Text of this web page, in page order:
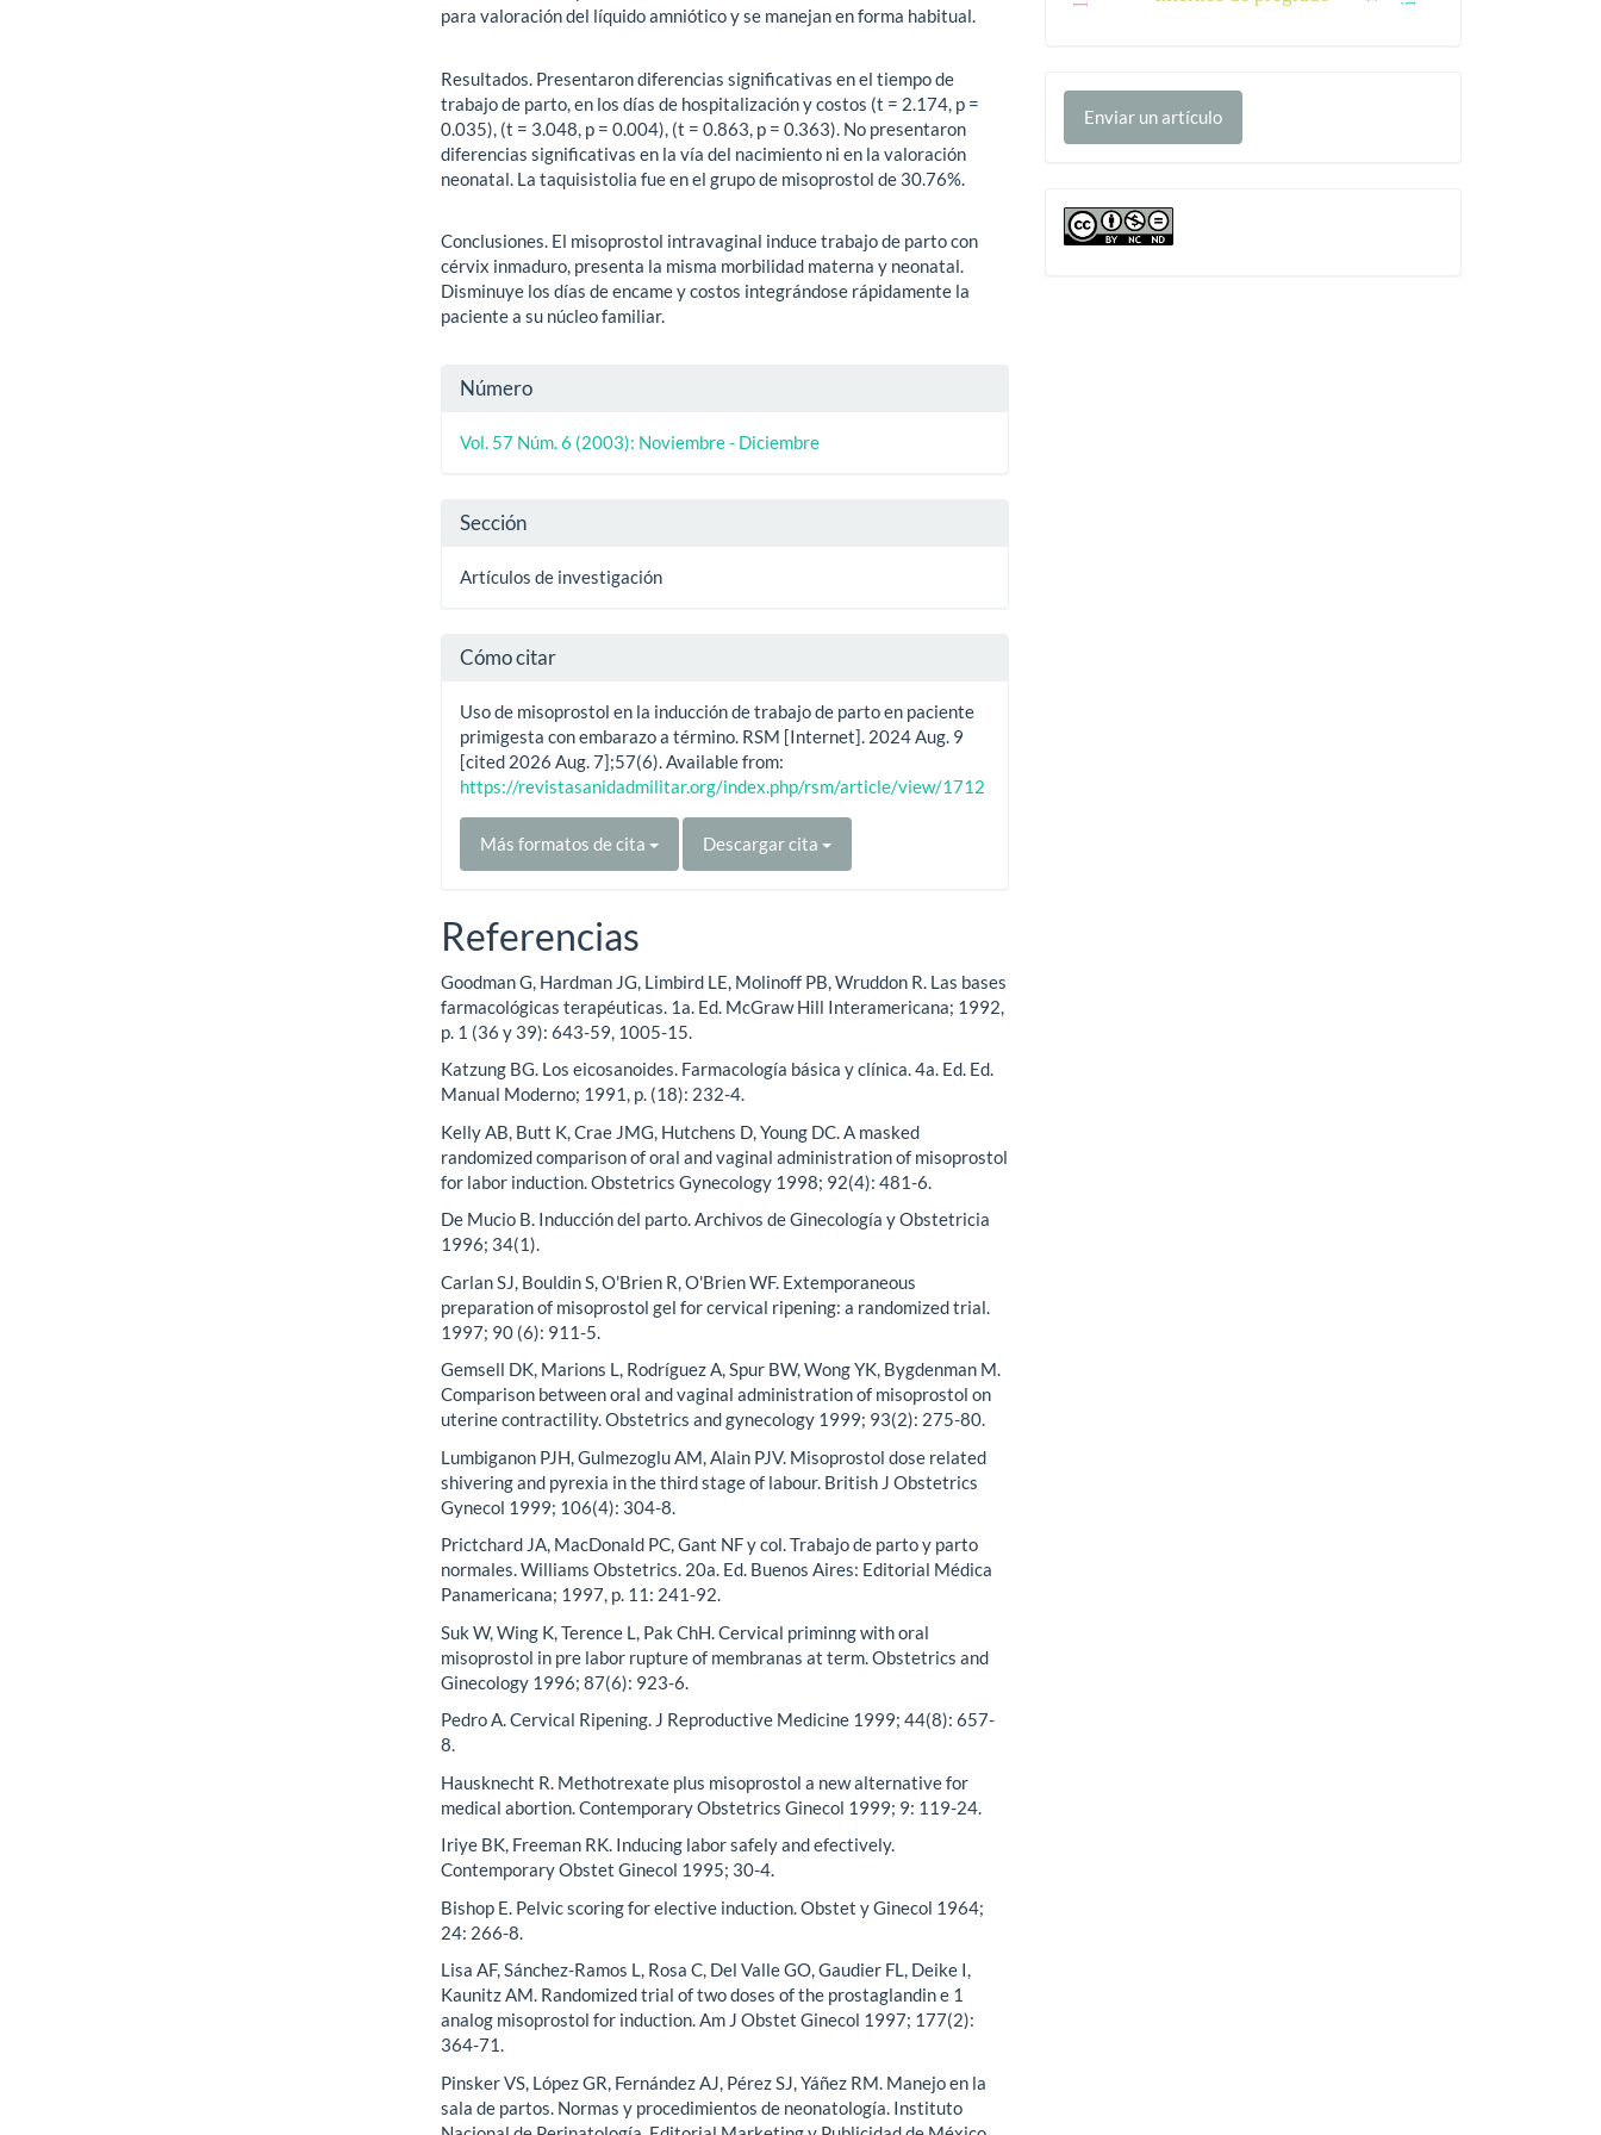
para valoración del líquido amniótico y se manejan en forma habitual.
Resultados. Presentaron diferencias significativas en el tiempo de
trabajo de parto, en los días de hospitalización y costos (t = 2.174, p =
0.035), (t = 3.048, p = 0.004), (t = 0.863, p = 0.363). No presentaron
diferencias significativas en la vía del nacimiento ni en la valoración
neonatal. La taquisistolia fue en el grupo de misoprostol de 30.76%.
Conclusiones. El misoprostol intravaginal induce trabajo de parto con
cérvix inmaduro, presenta la misma morbilidad materna y neonatal.
Disminuye los días de encame y costos integrándose rápidamente la
paciente a su núcleo familiar.
Detalles
del
Número
Vol. 57 Núm. 6 (2003): Noviembre - Diciembre
Sección
Artículos de investigación
Cómo citar
Uso de misoprostol en la inducción de trabajo de parto en paciente
primigesta con embarazo a término. RSM [Internet]. 2024 Aug. 9
[cited 2026 Aug. 7];57(6). Available from:
https://revistasanidadmilitar.org/index.php/rsm/article/view/1712
Más formatos de cita Descargar cita
Referencias
Goodman G, Hardman JG, Limbird LE, Molinoff PB, Wruddon R. Las bases
farmacológicas terapéuticas. 1a. Ed. McGraw Hill Interamericana; 1992,
p. 1 (36 y 39): 643-59, 1005-15.
Katzung BG. Los eicosanoides. Farmacología básica y clínica. 4a. Ed. Ed.
Manual Moderno; 1991, p. (18): 232-4.
Kelly AB, Butt K, Crae JMG, Hutchens D, Young DC. A masked
randomized comparison of oral and vaginal administration of misoprostol
for labor induction. Obstetrics Gynecology 1998; 92(4): 481-6.
De Mucio B. Inducción del parto. Archivos de Ginecología y Obstetricia
1996; 34(1).
Carlan SJ, Bouldin S, O'Brien R, O'Brien WF. Extemporaneous
preparation of misoprostol gel for cervical ripening: a randomized trial.
1997; 90 (6): 911-5.
Gemsell DK, Marions L, Rodríguez A, Spur BW, Wong YK, Bygdenman M.
Comparison between oral and vaginal administration of misoprostol on
uterine contractility. Obstetrics and gynecology 1999; 93(2): 275-80.
Lumbiganon PJH, Gulmezoglu AM, Alain PJV. Misoprostol dose related
shivering and pyrexia in the third stage of labour. British J Obstetrics
Gynecol 1999; 106(4): 304-8.
Prictchard JA, MacDonald PC, Gant NF y col. Trabajo de parto y parto
normales. Williams Obstetrics. 20a. Ed. Buenos Aires: Editorial Médica
Panamericana; 1997, p. 11: 241-92.
Suk W, Wing K, Terence L, Pak ChH. Cervical priminng with oral
misoprostol in pre labor rupture of membranas at term. Obstetrics and
Ginecology 1996; 87(6): 923-6.
Pedro A. Cervical Ripening. J Reproductive Medicine 1999; 44(8): 657-
8.
Hausknecht R. Methotrexate plus misoprostol a new alternative for
medical abortion. Contemporary Obstetrics Ginecol 1999; 9: 119-24.
Iriye BK, Freeman RK. Inducing labor safely and efectively.
Contemporary Obstet Ginecol 1995; 30-4.
Bishop E. Pelvic scoring for elective induction. Obstet y Ginecol 1964;
24: 266-8.
Lisa AF, Sánchez-Ramos L, Rosa C, Del Valle GO, Gaudier FL, Deike I,
Kaunitz AM. Randomized trial of two doses of the prostaglandin e 1
analog misoprostol for induction. Am J Obstet Ginecol 1997; 177(2):
364-71.
Pinsker VS, López GR, Fernández AJ, Pérez SJ, Yáñez RM. Manejo en la
sala de partos. Normas y procedimientos de neonatología. Instituto
Enviar
unEnviar un artículo
cc